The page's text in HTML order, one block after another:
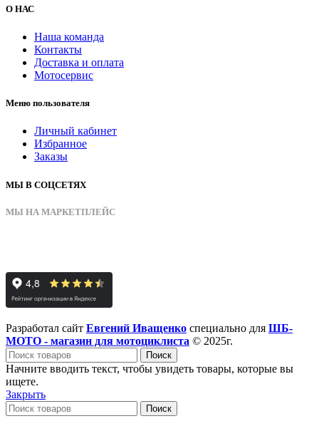
О НАС
Наша команда
Контакты
Доставка и оплата
Мотосервис
Меню пользователя
Личный кабинет
Избранное
Заказы
МЫ В СОЦСЕТЯХ
МЫ НА МАРКЕТПЛЕЙС
Разработал сайт Евгений Иващенко специально для ШБ-
МОТО - магазин для мотоциклиста © 2025г.
Поиск
Начните вводить текст, чтобы увидеть товары, которые вы
ищете.
Закрыть
Поиск